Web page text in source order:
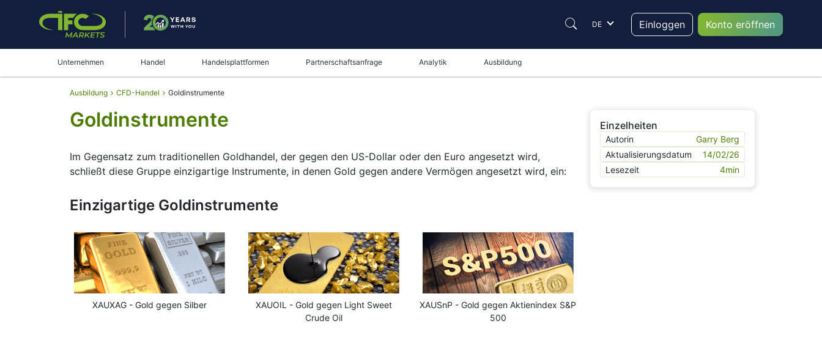
DE Einloggen Konto eröffnen
Unternehmen Handel Handelsplattformen Partnerschaftsanfrage Analytik Ausbildung
Ausbildung CFD-Handel Goldinstrumente
Goldinstrumente
Im Gegensatz zum traditionellen Goldhandel, der gegen den US-Dollar oder den Euro angesetzt wird,
schließt diese Gruppe einzigartige Instrumente, in denen Gold gegen andere Vermögen angesetzt wird, ein:
Einzigartige Goldinstrumente
XAUXAG - Gold gegen Silber
XAUOIL - Gold gegen Light Sweet
Crude Oil
XAUSnP - Gold gegen Aktienindex S&P
500
Einzelheiten
Autorin
Garry Berg
Aktualisierungsdatum
14/02/26
Lesezeit
4min